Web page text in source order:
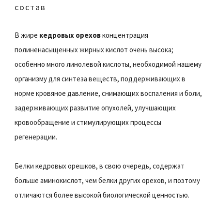
состав
В жире кедровых ореховконцентрация
полиненасыщенных жирных кислот очень высока;
особенно много линолевой кислоты, необходимой нашему
организму для синтеза веществ, поддерживающих в
норме кровяное давление, снимающих воспаления и боли,
задерживающих развитие опухолей, улучшающих
кровообращение и стимулирующих процессы
регенерации.
Белки кедровых орешков, в свою очередь, содержат
больше аминокислот, чем белки других орехов, и поэтому
отличаются более высокой биологической ценностью.